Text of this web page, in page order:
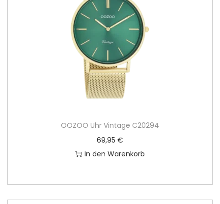
OOZOO Uhr Vintage C20294
69,95 €
In den Warenkorb